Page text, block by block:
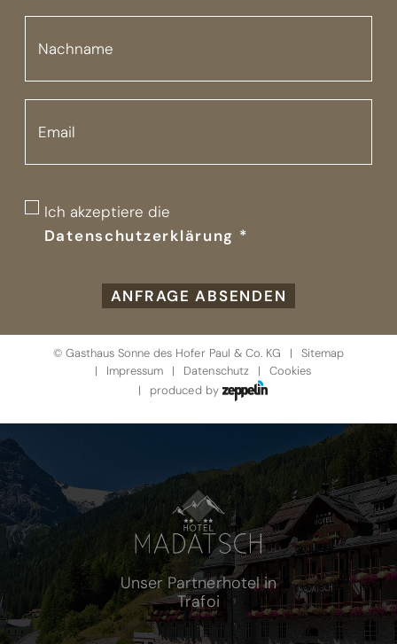
Ich akzeptiere die
Datenschutzerklärung *
ANFRAGE ABSENDEN
©Gasthaus Sonne des Hofer Paul & Co. KG
Sitemap
Impressum
Datenschutz
Cookies
produced by
Unser Partnerhotel in
Trafoi